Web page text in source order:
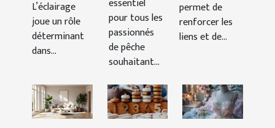
L’éclairage
joue un rôle
déterminant
dans...
?
essentiel
pour tous les
passionnés
de pêche
souhaitant...
permet de
renforcer les
liens et de...